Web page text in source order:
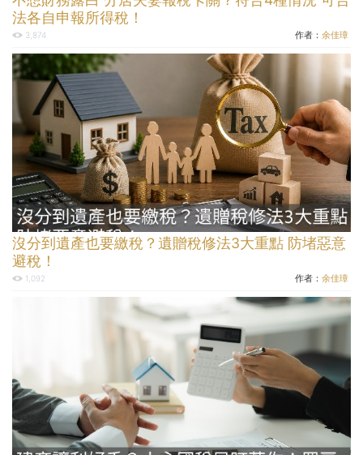
法各自申報所得稅！
3,874 作者： 余佳璋
沒分到遺產也要繳稅？遺贈稅修法3大重點 防堵惡意
避稅！
1,092 作者： 余佳璋